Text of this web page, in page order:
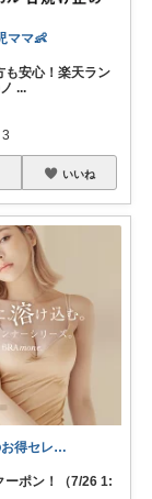
ママ👶
も安心！楽天ラン
...
3
いいね
ナリのお得セレクト
ーポン！（7/26 1: